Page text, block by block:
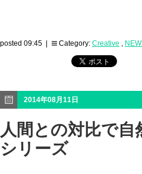
posted 09:45 | Category: Creative ,
2014年08月11日
人間との対比で
シリーズ